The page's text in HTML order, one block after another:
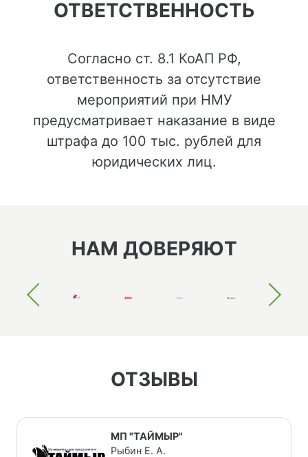
ОТВЕТСТВЕННОСТЬ
Согласно ст. 8.1 КоАП РФ,
ответственность за отсутствие
мероприятий при НМУ
предусматривает наказание в виде
штрафа до 100 тыс. рублей для
юридических лиц.
НАМ ДОВЕРЯЮТ
ОТЗЫВЫ
МП "ТАЙМЫР"
Рыбин Е. А.